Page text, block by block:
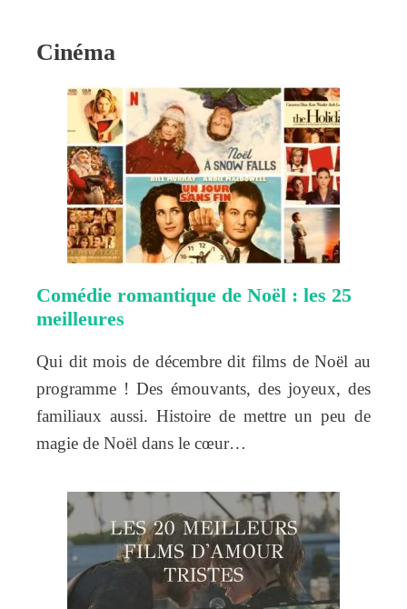
Cinéma
Comédie romantique de Noël : les 25
meilleures
Qui dit mois de décembre dit films de Noël au
programme ! Des émouvants, des joyeux, des
familiaux aussi. Histoire de mettre un peu de
magie de Noël dans le cœur…